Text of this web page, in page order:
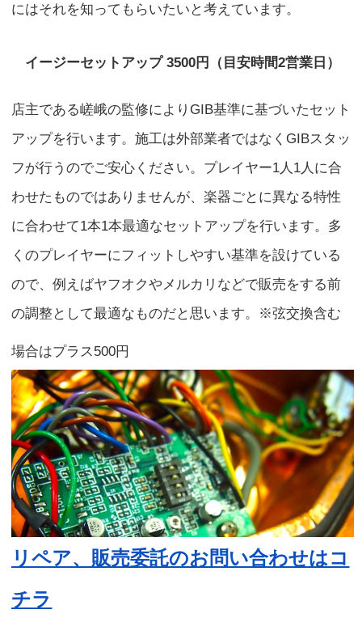
にはそれを知ってもらいたいと考えています。
イージーセットアップ 3500円（目安時間2営業日）
店主である嵯峨の監修によりGIB基準に基づいたセット
アップを行います。施工は外部業者ではなくGIBスタッ
フが行うのでご安心ください。プレイヤー1人1人に合
わせたものではありませんが、楽器ごとに異なる特性
に合わせて1本1本最適なセットアップを行います。多
くのプレイヤーにフィットしやすい基準を設けている
ので、例えばヤフオクやメルカリなどで販売をする前
の調整として最適なものだと思います。※弦交換含む
場合はプラス500円
リペア、販売委託のお問い合わせはコ
チラ